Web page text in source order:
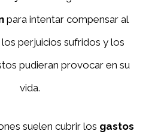
para intentar compensar al
perjuicios sufridos y los
pudieran provocar en su
vida.
suelen cubrir los gastos